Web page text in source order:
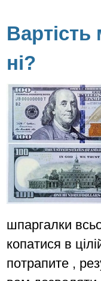
ні?
шпаргалки
копатися в
потрапите ,